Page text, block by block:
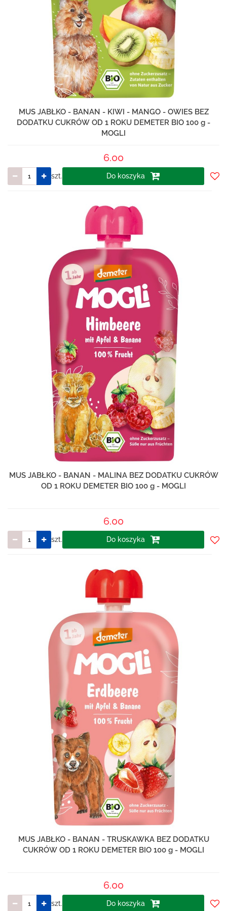
MUS JABŁKO - BANAN - KIWI - MANGO - OWIES BEZ
DODATKU CUKRÓW OD 1 ROKU DEMETER BIO 100 g -
MOGLI
6.00
szt. Do koszyka
MUS JABŁKO - BANAN - MALINA BEZ DODATKU CUKRÓW
OD 1 ROKU DEMETER BIO 100 g - MOGLI
6.00
szt. Do koszyka
MUS JABŁKO - BANAN - TRUSKAWKA BEZ DODATKU
CUKRÓW OD 1 ROKU DEMETER BIO 100 g - MOGLI
6.00
szt. Do koszyka